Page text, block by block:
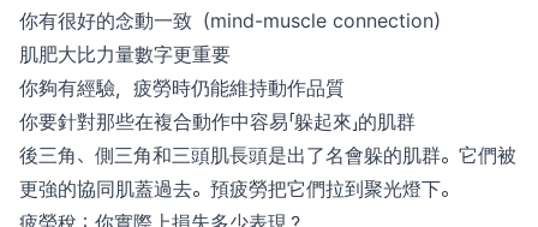
你有很好的念動一致（mind-muscle connection）
肌肥大比力量數字更重要
你夠有經驗，疲勞時仍能維持動作品質
你要針對那些在複合動作中容易「躲起來」的肌群
後三角、側三角和三頭肌長頭是出了名會躲的肌群。它們被
更強的協同肌蓋過去。預疲勞把它們拉到聚光燈下。
疲勞稅：你實際上損失多少表現？